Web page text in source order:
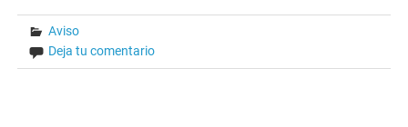
Aviso
Deja tu comentario